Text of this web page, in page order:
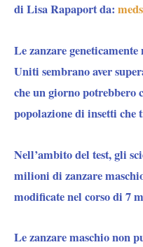
di Lisa Rapaport da:
Le zanzare
Uniti sembrano aver
che un giorno
popolazione di insetti che
Nell’ambito del test, gli
milioni di zanzare
modificate nel corso di 7
Le zanzare maschio non